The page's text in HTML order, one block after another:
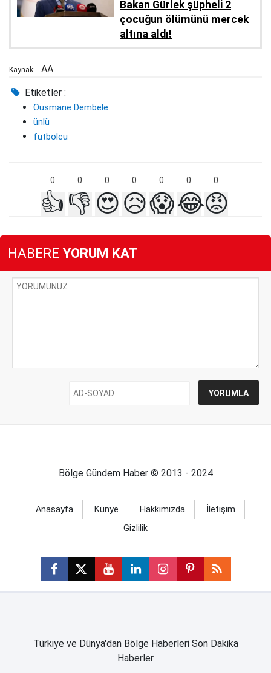
Bakan Gürlek şüpheli 2
çocuğun ölümünü mercek
altına aldı!
Kaynak: AA
Etiketler :
Ousmane Dembele
ünlü
futbolcu
0 0 0 0 0 0 0
👍 👎 😍😥😱😂😡
HABERE YORUM KAT
Bölge Gündem Haber © 2013 - 2024
Anasayfa Künye Hakkımızda
İletişim
Gizlilik
Türkiye ve Dünya'dan Bölge Haberleri Son Dakika
Haberler